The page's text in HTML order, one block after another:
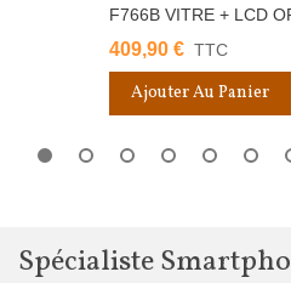
F766B VITRE + LCD
409,90 € TTC
Ajouter Au Panier
Spécialiste